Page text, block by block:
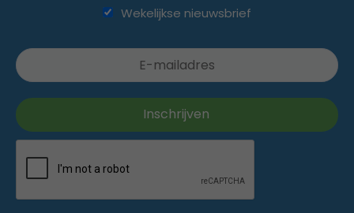
Wekelijkse nieuwsbrief